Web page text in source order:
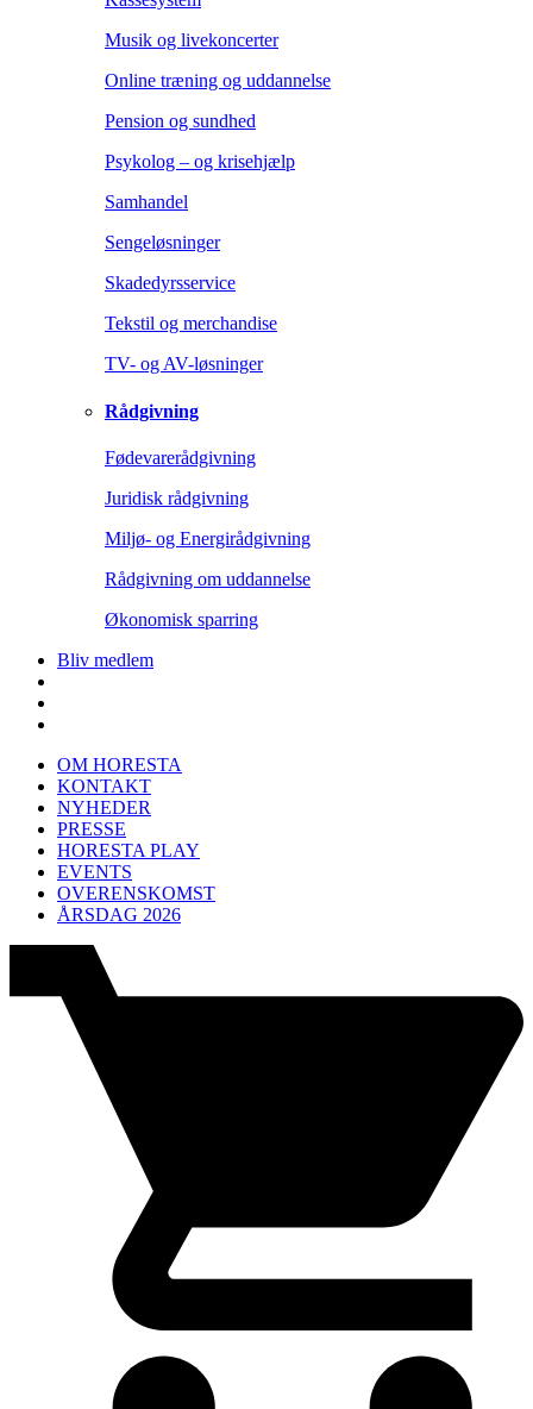
Musik og livekoncerter
Online træning og uddannelse
Pension og sundhed
Psykolog – og krisehjælp
Samhandel
Sengeløsninger
Skadedyrsservice
Tekstil og merchandise
TV- og AV-løsninger
Rådgivning
Fødevarerådgivning
Juridisk rådgivning
Miljø- og Energirådgivning
Rådgivning om uddannelse
Økonomisk sparring
Bliv medlem
OM HORESTA
KONTAKT
NYHEDER
PRESSE
HORESTA PLAY
EVENTS
OVERENSKOMST
ÅRSDAG 2026